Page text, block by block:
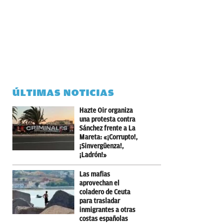
ÚLTIMAS NOTICIAS
Hazte Oir organiza
una protesta contra
Sánchez frente a La
Mareta: «¡Corrupto!,
¡Sinvergüenza!,
¡Ladrón!»
Las mafias
aprovechan el
coladero de Ceuta
para trasladar
inmigrantes a otras
costas españolas